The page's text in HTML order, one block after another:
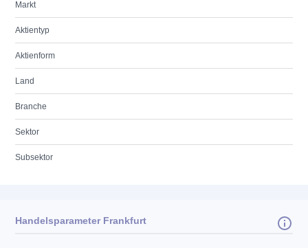
Markt
Aktientyp
Aktienform
Land
Branche
Sektor
Subsektor
Handelsparameter Frankfurt